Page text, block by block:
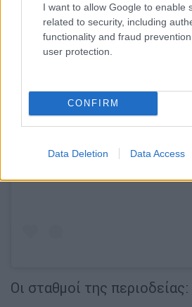
I want to allow Google to enable
related to security, including
functionality and fraud
user protection.
CONFIRM
Data Deletion Data Access
View this post on
Οι σταθμοί της περιοδείας: